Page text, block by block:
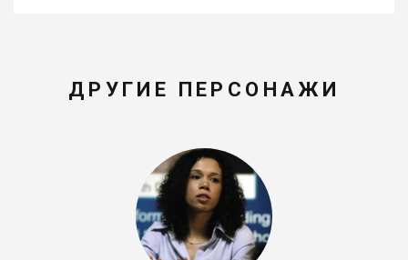
ДРУГИЕ ПЕРСОНАЖИ